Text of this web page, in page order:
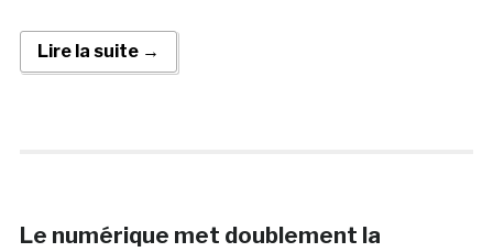
Lire la suite →
Le numérique met doublement la